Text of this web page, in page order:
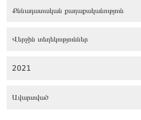
Քննադատական քաղաքականություն
Վերջին տեղեկություններ
2021
Ավարտված